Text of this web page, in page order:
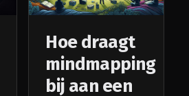
Hoe draagt
mindmapping
bij aan een